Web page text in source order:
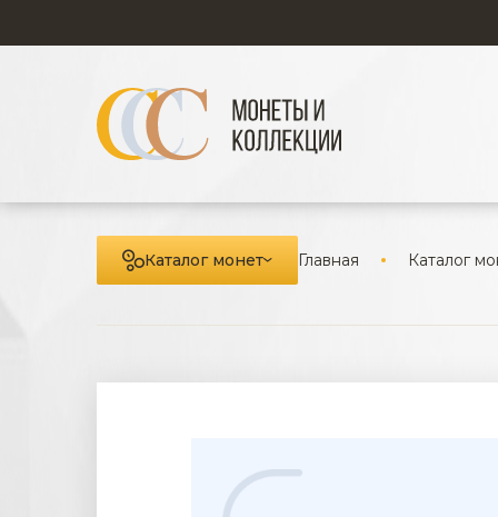
Каталог монет Главная Каталог